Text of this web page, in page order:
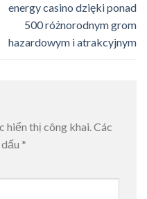
energy casino dzięki ponad
500 różnorodnym grom
hazardowym i atrakcyjnym
hiển thị công khai.Các
*